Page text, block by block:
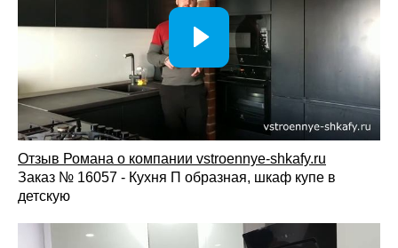
Отзыв Романа о компании vstroennye-shkafy.ru
Заказ № 16057 - Кухня П образная, шкаф купе в
детскую